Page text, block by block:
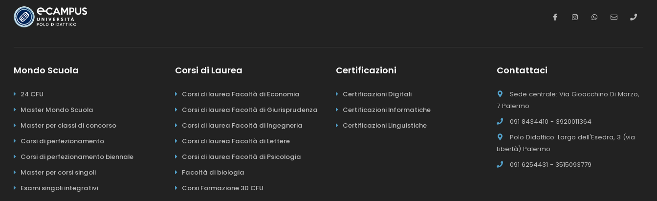
Mondo Scuola
24 CFU
Master Mondo Scuola
Master per classi di concorso
Corsi di perfezionamento
Corsi di perfezionamento biennale
Master per corsi singoli
Esami singoli integrativi
Corsi di Laurea
Corsi di laurea Facoltà di Economia
Corsi di laurea Facoltà di Giurisprudenza
Corsi di laurea Facoltà di Ingegneria
Corsi di laurea Facoltà di Lettere
Corsi di laurea Facoltà di Psicologia
Facoltà di biologia
Corsi Formazione 30 CFU
Certificazioni
Certificazioni Digitali
Certificazioni Informatiche
Certificazioni Linguistiche
Contattaci
Sede centrale: Via Gioacchino Di Marzo,
7 Palermo
091 8434410 - 3920011364
Polo Didattico: Largo dell'Esedra, 3 (via
Libertà) Palermo
091 6254431 - 3515093779